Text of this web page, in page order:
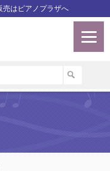
売はピアノプラザへ